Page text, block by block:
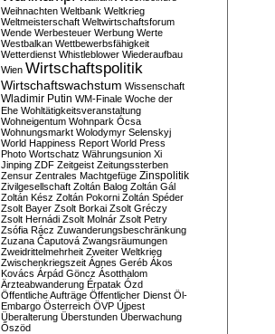
Weihnachten Weltbank Weltkrieg
Weltmeisterschaft Weltwirtschaftsforum
Wende Werbesteuer Werbung Werte
Westbalkan Wettbewerbsfähigkeit
Wetterdienst Whistleblower Wiederaufbau
Wien Wirtschaftspolitik
Wirtschaftswachstum Wissenschaft
Wladimir Putin WM-Finale Woche der
Ehe Wohltätigkeitsveranstaltung
Wohneigentum Wohnpark Ócsa
Wohnungsmarkt Wolodymyr Selenskyj
World Happiness Report World Press
Photo Wortschatz Währungsunion Xi
Jinping ZDF Zeitgeist Zeitungssterben
Zensur Zentrales Machtgefüge Zinspolitik
Zivilgesellschaft Zoltán Balog Zoltán Gál
Zoltán Kész Zoltán Pokorni Zoltán Spéder
Zsolt Bayer Zsolt Borkai Zsolt Gréczy
Zsolt Hernádi Zsolt Molnár Zsolt Petry
Zsófia Rácz Zuwanderungsbeschränkung
Zuzana Čaputová Zwangsräumungen
Zweidrittelmehrheit Zweiter Weltkrieg
Zwischenkriegszeit Ágnes Geréb Ákos
Kovács Árpád Göncz Ásotthalom
Ärzteabwanderung Érpatak Ózd
Öffentliche Aufträge Öffentlicher Dienst Öl-
Embargo Österreich ÖVP Újpest
Überalterung Überstunden Überwachung
Őszöd